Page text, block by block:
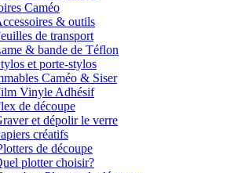
Caméo
& outils
de transport
& bande de Téflon
et porte-stylos
Caméo & Siser
Vinyle Adhésif
de découpe
et dépolir le verre
créatifs
de découpe
plotter choisir?